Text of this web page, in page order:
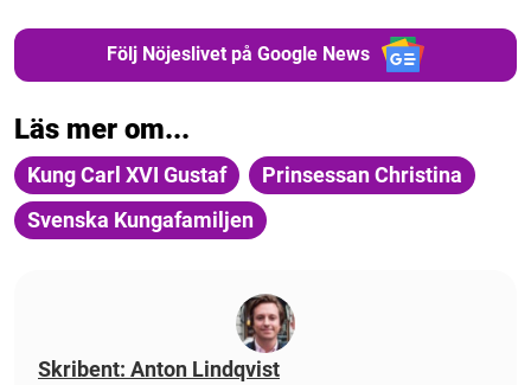
Följ Nöjeslivet på Google News
Läs mer om...
Kung Carl XVI Gustaf
Prinsessan Christina
Svenska Kungafamiljen
Skribent: Anton Lindqvist